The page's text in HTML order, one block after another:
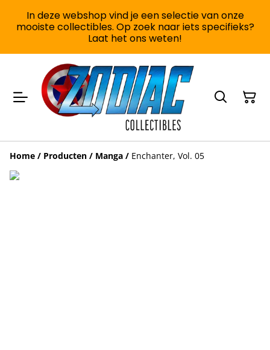
In deze webshop vind je een selectie van onze
mooiste collectibles. Op zoek naar iets specifieks?
Laat het ons weten!
Home / Producten / Manga / Enchanter, Vol. 05